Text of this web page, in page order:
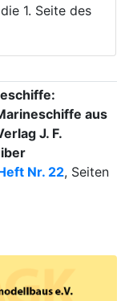
1. Seite des
aus
J. F.
Nr. 22, Seiten